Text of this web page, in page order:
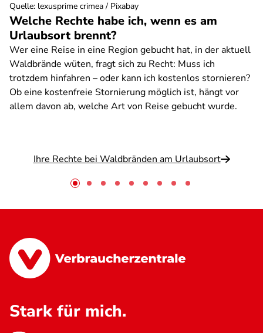
Welche Rechte habe ich, wenn es am
Urlaubsort brennt?
Wer eine Reise in eine Region gebucht hat, in der aktuell
Waldbrände wüten, fragt sich zu Recht: Muss ich
trotzdem hinfahren – oder kann ich kostenlos stornieren?
Ob eine kostenfreie Stornierung möglich ist, hängt vor
allem davon ab, welche Art von Reise gebucht wurde.
Ihre Rechte bei Waldbränden am Urlaubsort
Quelle: lexusprime crimea / Pixabay
Stark für mich.